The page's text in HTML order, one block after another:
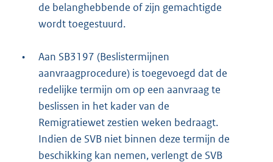
de belanghebbende of zijn gemachtigde
wordt toegestuurd.
•
Aan SB3197 (Beslistermijnen
aanvraagprocedure) is toegevoegd dat de
redelijke termijn om op een aanvraag te
beslissen in het kader van de
Remigratiewet zestien weken bedraagt.
Indien de SVB niet binnen deze termijn de
beschikking kan nemen, verlengt de SVB